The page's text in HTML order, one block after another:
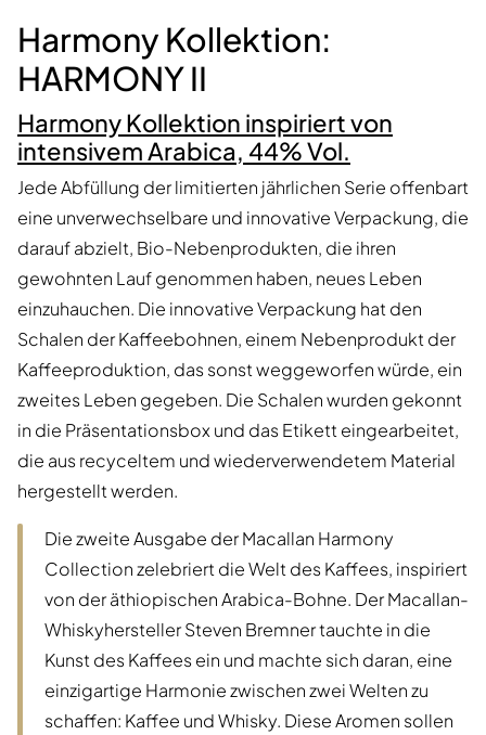
Harmony Kollektion:
HARMONY II
Harmony Kollektion inspiriert von
intensivem Arabica, 44% Vol.
Jede Abfüllung der limitierten jährlichen Serie offenbart
eine unverwechselbare und innovative Verpackung, die
darauf abzielt, Bio-Nebenprodukten, die ihren
gewohnten Lauf genommen haben, neues Leben
einzuhauchen. Die innovative Verpackung hat den
Schalen der Kaffeebohnen, einem Nebenprodukt der
Kaffeeproduktion, das sonst weggeworfen würde, ein
zweites Leben gegeben. Die Schalen wurden gekonnt
in die Präsentationsbox und das Etikett eingearbeitet,
die aus recyceltem und wiederverwendetem Material
hergestellt werden.
Die zweite Ausgabe der Macallan Harmony
Collection zelebriert die Welt des Kaffees, inspiriert
von der äthiopischen Arabica-Bohne. Der Macallan-
Whiskyhersteller Steven Bremner tauchte in die
Kunst des Kaffees ein und machte sich daran, eine
einzigartige Harmonie zwischen zwei Welten zu
schaffen: Kaffee und Whisky. Diese Aromen sollen